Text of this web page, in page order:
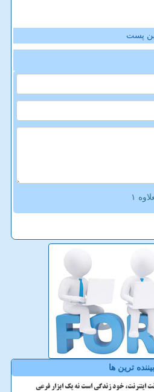
پست
ترین ها
اینترنت، خود زندگی است نه یک ابزار فرعی